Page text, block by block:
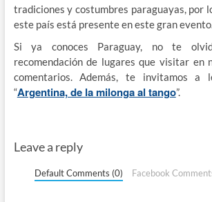
tradiciones y costumbres paraguayas, por
este país está presente en este gran
Si ya conoces Paraguay, no te
recomendación de lugares que visitar en
comentarios. Además, te invitamos a
“Argentina, de la milonga al tango”.
Leave a reply
Default Comments (0) Facebook